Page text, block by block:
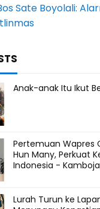
Sate Boyolali:
Anak-anak Itu Ikut
Pertemuan Wapres
Hun Many, Perkuat
Indonesia - Kamboja
Lurah Turun ke